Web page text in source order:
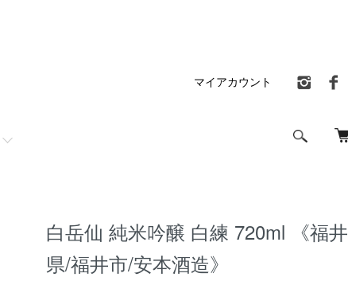
マイアカウント
白岳仙 純米吟醸 白練 720ml 《福井
県/福井市/安本酒造》